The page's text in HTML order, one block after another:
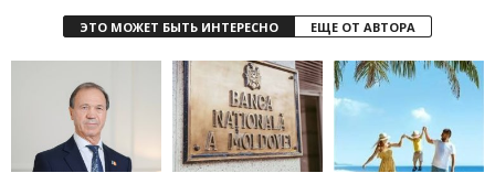
ЭТО МОЖЕТ БЫТЬ ИНТЕРЕСНО ЕЩЕ ОТ АВТОРА